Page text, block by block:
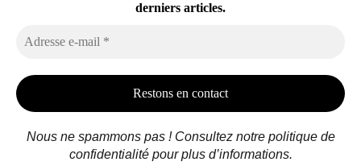
derniers articles.
e-
Nous ne spammons pas ! Consultez notre politique de
confidentialité pour plus d’informations.